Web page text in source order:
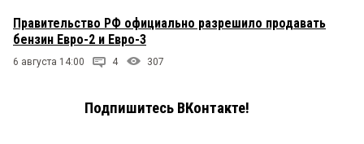
Правительство РФ официально разрешило продавать
бензин Евро-2 и Евро-3
6 августа 14:00 4 307
Подпишитесь ВКонтакте!